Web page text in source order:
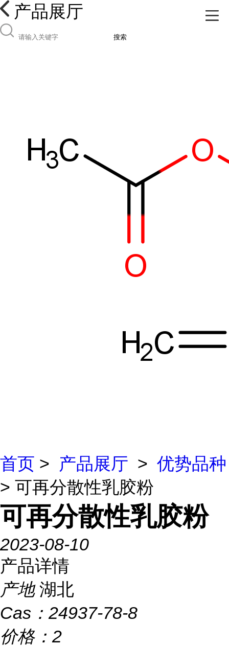
产品展厅
搜索
首页 > 产品展厅 > 优势品种
> 可再分散性乳胶粉
可再分散性乳胶粉
2023-08-10
产品详情
产地 湖北
Cas： 24937-78-8
价格： 2